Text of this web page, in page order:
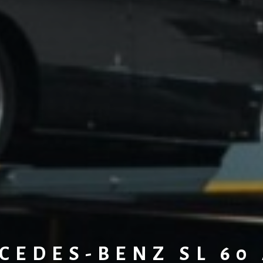
BENZ SL 60